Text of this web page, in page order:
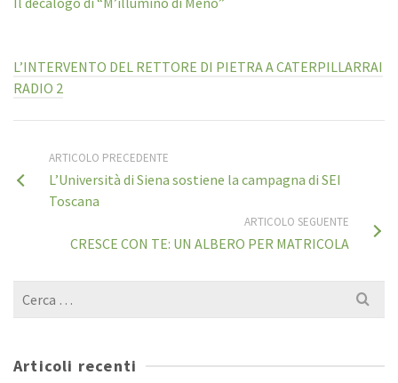
L’INTERVENTO DEL RETTORE DI PIETRA A CATERPILLARRAI
RADIO 2
ARTICOLO PRECEDENTE
L’Università di Siena sostiene la campagna di SEI
Toscana
ARTICOLO SEGUENTE
CRESCE CON TE: UN ALBERO PER MATRICOLA
Cerca
Articoli recenti